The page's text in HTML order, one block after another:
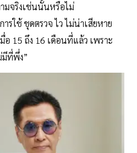
จริงเช่นนั้นหรือไม่
ารใช้ ชุดตรวจ ไว ไม่น่าเสียหาย
อ 15 ถึง 16 เดือนที่แล้ว เพราะ
ที่พึ่ง”